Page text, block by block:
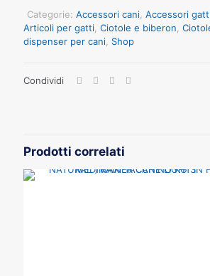
ROSSO
21CM1500ML
quantità
Categorie: Accessori cani Accessori
Articoli per gatti Ciotole e biberon
dispenser per cani Shop
Condividi
Prodotti correlati